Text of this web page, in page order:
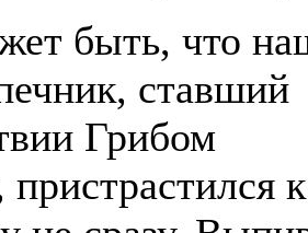
быть, что
ставший
Грибом
к